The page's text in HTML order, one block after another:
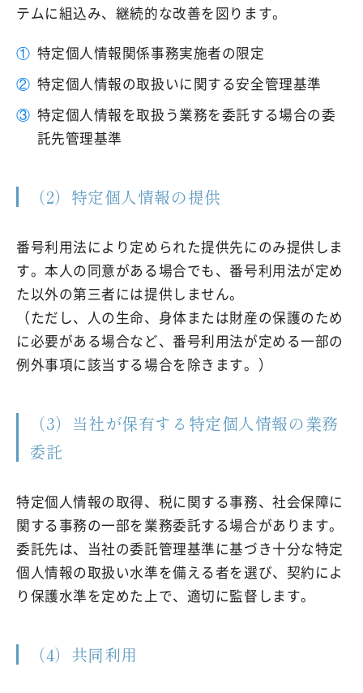
テムに組込み、継続的な改善を図ります。
① 特定個人情報関係事務実施者の限定
② 特定個人情報の取扱いに関する安全管理基準
③ 特定個人情報を取扱う業務を委託する場合の委
託先管理基準
（2）特定個人情報の提供
番号利用法により定められた提供先にのみ提供しま
す。本人の同意がある場合でも、番号利用法が定め
た以外の第三者には提供しません。
（ただし、人の生命、身体または財産の保護のため
に必要がある場合など、番号利用法が定める一部の
例外事項に該当する場合を除きます。）
（3）当社が保有する特定個人情報の業務
委託
特定個人情報の取得、税に関する事務、社会保障に
関する事務の一部を業務委託する場合があります。
委託先は、当社の委託管理基準に基づき十分な特定
個人情報の取扱い水準を備える者を選び、契約によ
り保護水準を定めた上で、適切に監督します。
（4）共同利用